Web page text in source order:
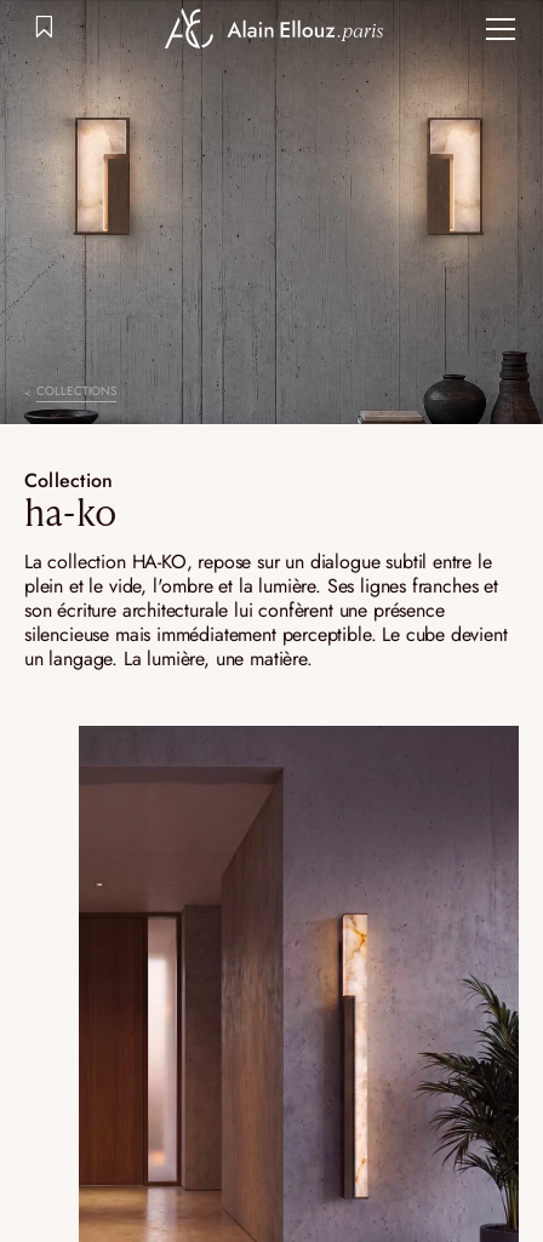
Aller
au
contenu
COLLECTIONS
Collection
ha-ko
La collection HA-KO, repose sur un dialogue subtil entre le
plein et le vide, l'ombre et la lumière. Ses lignes franches et
son écriture architecturale lui confèrent une présence
silencieuse mais immédiatement perceptible. Le cube devient
un langage. La lumière, une matière.